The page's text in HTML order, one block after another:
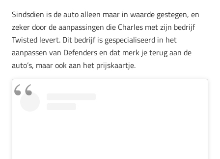
Sindsdien is de auto alleen maar in waarde gestegen, en
zeker door de aanpassingen die Charles met zijn bedrijf
Twisted levert. Dit bedrijf is gespecialiseerd in het
aanpassen van Defenders en dat merk je terug aan de
auto’s, maar ook aan het prijskaartje.